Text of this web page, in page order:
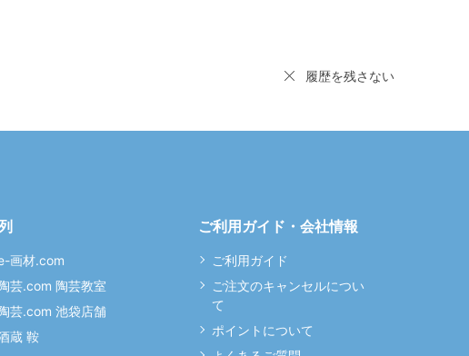
履歴を残さない
画材.com
芸.com 陶芸教室
芸.com 池袋店舗
蔵 鞍
ご利用ガイド・会社情報
ご利用ガイド
ご注文のキャンセルについ
て
ポイントについて